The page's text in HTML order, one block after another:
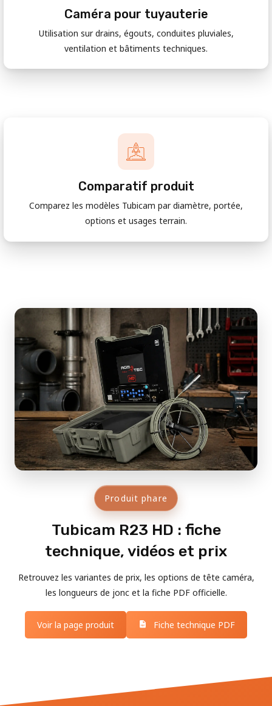
Caméra pour tuyauterie
Utilisation sur drains, égouts, conduites pluviales,
ventilation et bâtiments techniques.
Comparatif produit
Comparez les modèles Tubicam par diamètre, portée,
options et usages terrain.
Produit phare
Tubicam R23 HD : fiche
technique, vidéos et prix
Retrouvez les variantes de prix, les options de tête caméra,
les longueurs de jonc et la fiche PDF officielle.
Voir la page produit Fiche technique PDF